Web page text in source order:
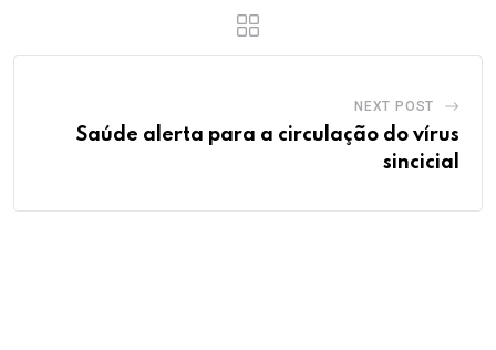
NEXT POST
Saúde alerta para a circulação do vírus
sincicial